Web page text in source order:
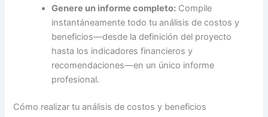
Genere un informe completo: Compile
instantáneamente todo tu análisis de costos y
beneficios—desde la definición del proyecto
hasta los indicadores financieros y
recomendaciones—en un único informe
profesional.
Cómo realizar tu análisis de costos y beneficios